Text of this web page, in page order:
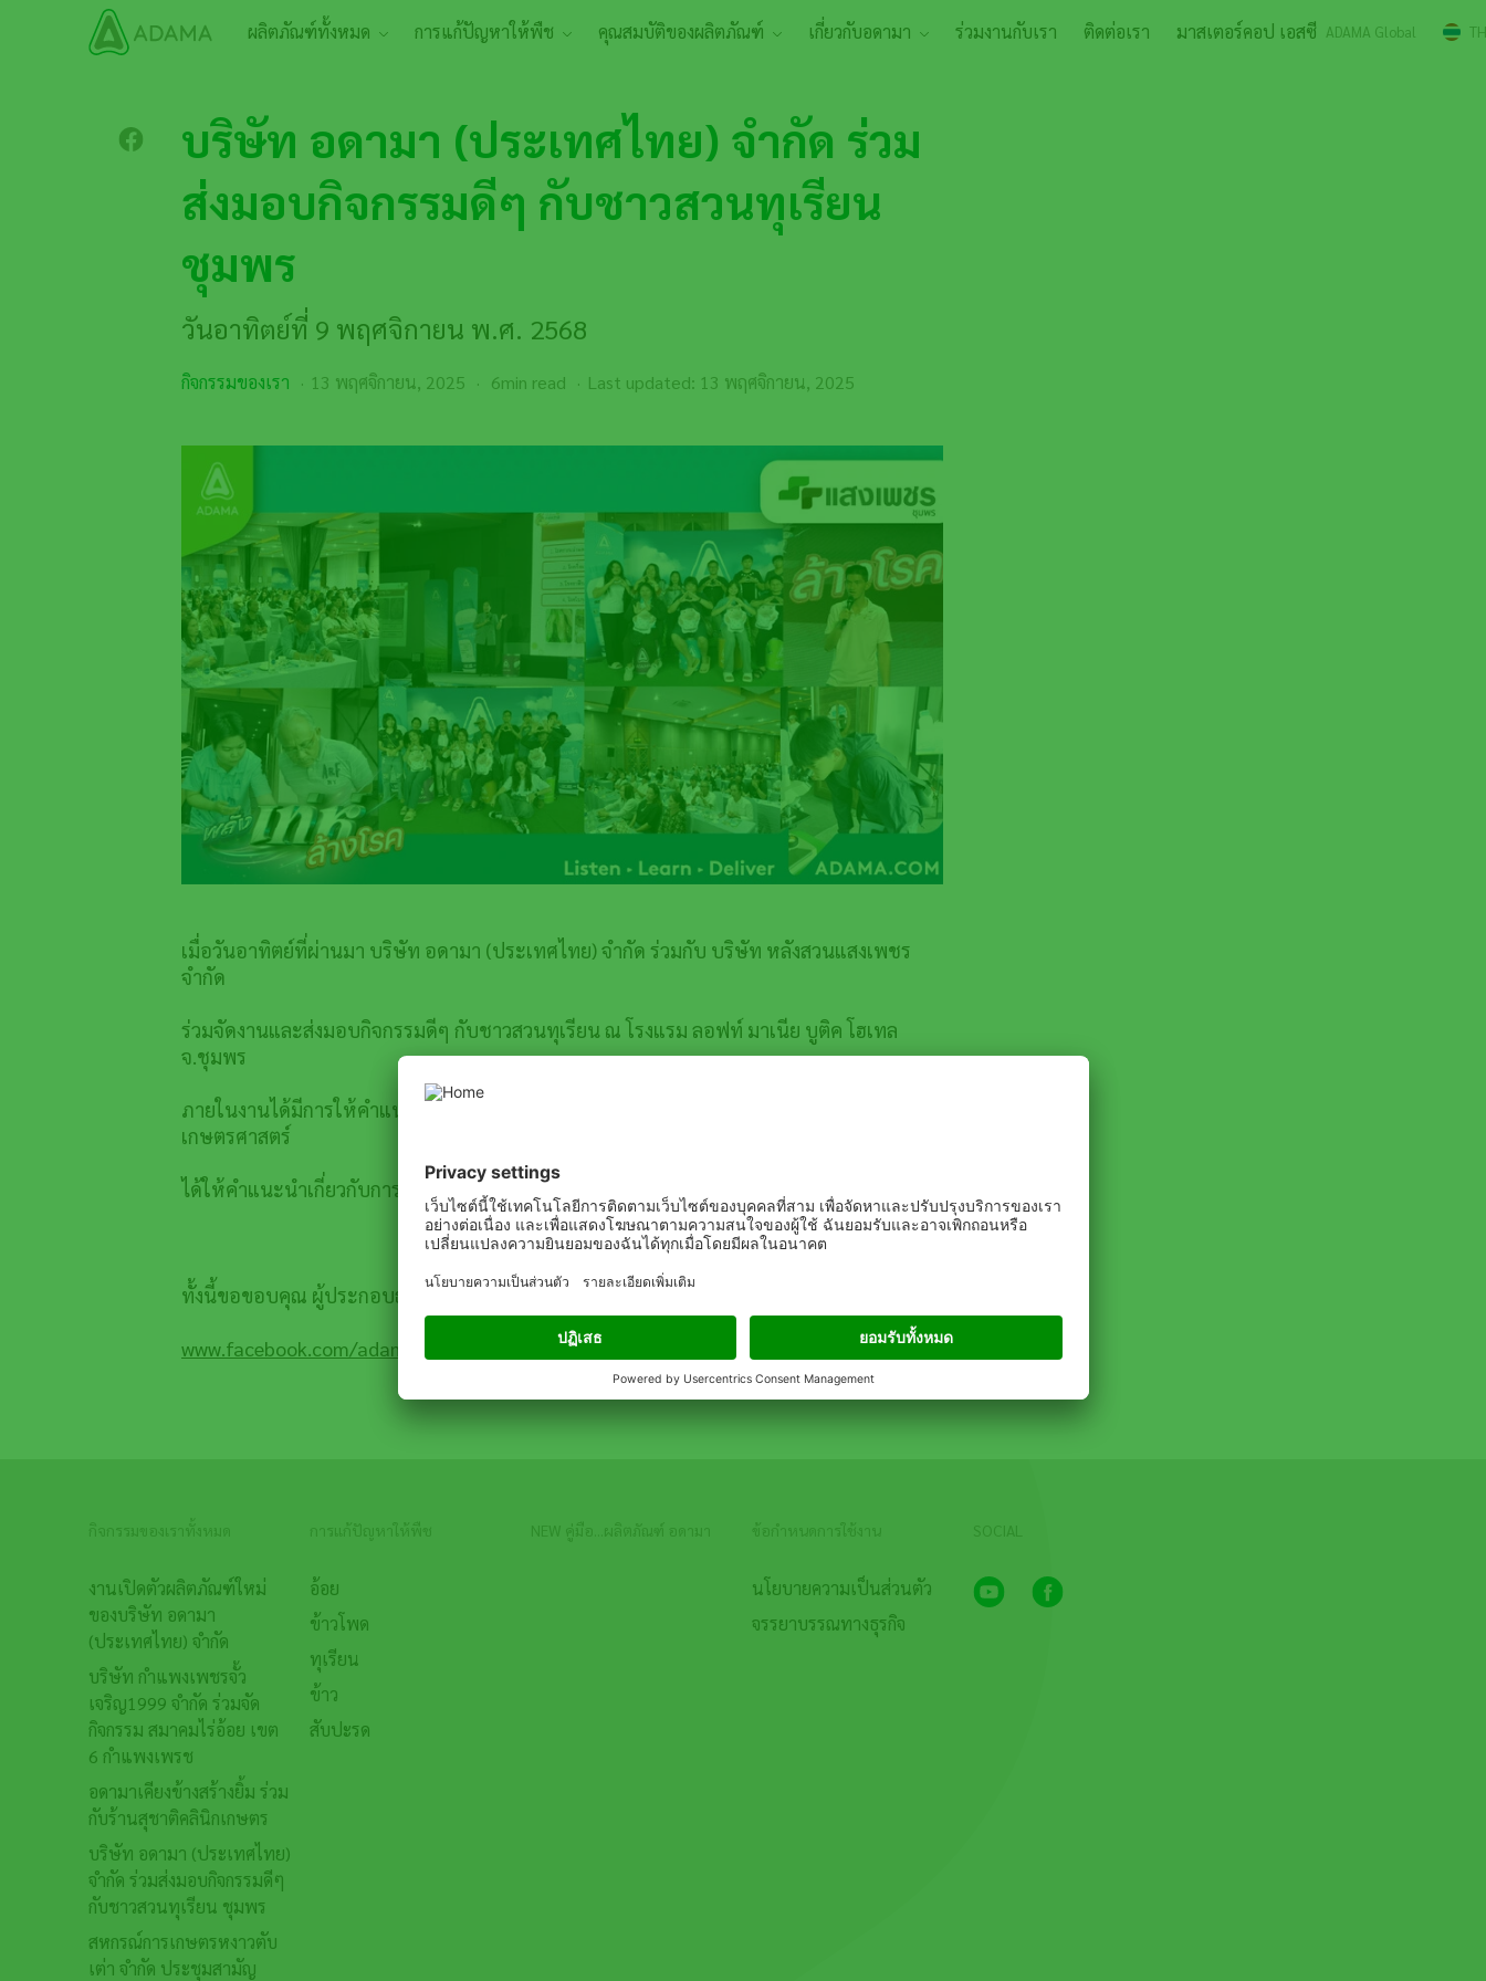
Main navigation
ผลิตภัณฑ์ทั้งหมด การแก้ปัญหาให้พืช คุณสมบัติของผลิตภัณฑ์ เกี่ยวกับอดามา ร่วมงานกับเรา ติดต่อเรา มาสเตอร์คอป เอสซี ADAMA Global TH
บริษัท อดามา (ประเทศไทย) จำกัด ร่วม
ส่งมอบกิจกรรมดีๆ กับชาวสวนทุเรียน
ชุมพร
วันอาทิตย์ที่ 9 พฤศจิกายน พ.ศ. 2568
กิจกรรมของเรา 13 พฤศจิกายน, 2025 6min read Last updated: 13 พฤศจิกายน, 2025
เมื่อวันอาทิตย์ที่ผ่านมา บริษัท อดามา (ประเทศไทย) จำกัด ร่วมกับ บริษัท หลังสวนแสงเพชร
จำกัด
ร่วมจัดงานและส่งมอบกิจกรรมดีๆ กับชาวสวนทุเรียน ณ โรงแรม ลอฟท์ มาเนีย บูติค โฮเทล
จ.ชุมพร
ภายในงานได้มีการให้คำแนะนำจากอาจารย์นักวิชาการ ภาควิชาโรคพืช มหาวิทยาลัย
เกษตรศาสตร์
ได้ให้คำแนะนำเกี่ยวกับการดูแลสวนทุเรียนอีกด้วย
ทั้งนี้ขอขอบคุณ ผู้ประกอบธุรกิจการเกษตร ทุกท่านที่ให้การตอบรับเป็นอย่างดี
www.facebook.com/adamathailand
งานเปิดตัวผลิตภัณฑ์ใหม่
ของบริษัท อดามา
(ประเทศไทย) จำกัด
บริษัท กำแพงเพชรจั้ว
เจริญ1999 จำกัด ร่วมจัด
กิจกรรม สมาคมไร่อ้อย เขต
6 กำแพงเพรช
อดามาเคียงข้างสร้างยิ้ม ร่วม
กับร้านสุชาติคลินิกเกษตร
บริษัท อดามา (ประเทศไทย)
จำกัด ร่วมส่งมอบกิจกรรมดีๆ
กับชาวสวนทุเรียน ชุมพร
สหกรณ์การเกษตรหงาวตับ
เต่า จำกัด ประชุมสามัญ
อ้อย
ข้าวโพด
ทุเรียน
ข้าว
สับปะรด
นโยบายความเป็นส่วนตัว
จรรยาบรรณทางธุรกิจ
Youtube
Channel
Facebook